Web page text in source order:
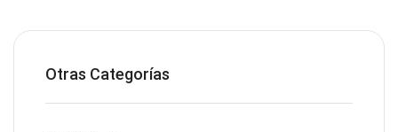
Otras Categorías